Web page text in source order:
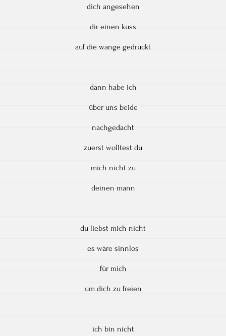
dich angesehen
dir einen kuss
auf die wange gedrückt
dann habe ich
über uns beide
nachgedacht
zuerst wolltest du
mich nicht zu
deinen mann
du liebst mich nicht
es wäre sinnlos
für mich
um dich zu freien
ich bin nicht